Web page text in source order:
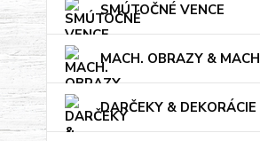
SMÚTOČNÉ VENCE
MACH. OBRAZY & MACH
DARČEKY & DEKORÁCIE